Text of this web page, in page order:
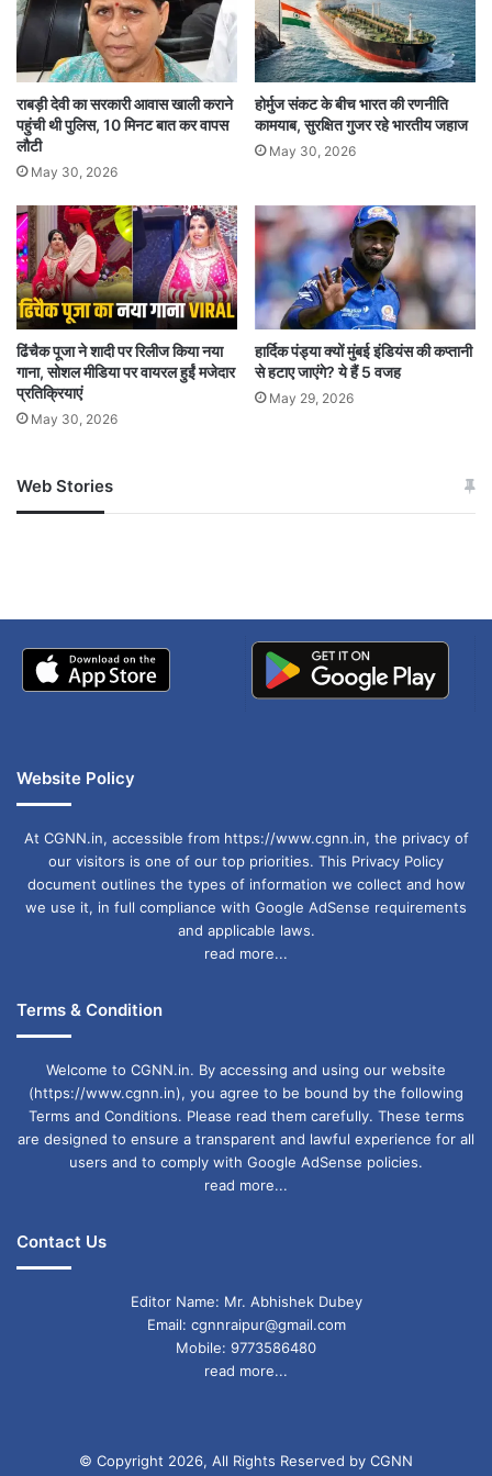
शनिवार को आरएमएल सहित दूसरे अस्पतालों के आरडीए ने
कैंडल मार्च निकाला था। इस मामले में डॉक्टरों ने
अधिकारियों से अपराधियों के खिलाफ त्वरित और सख्त
कार्रवाई की मांग की है। साथ ही, देशभर में डॉक्टरों के लिए
सुरक्षित वातावरण सुनिश्चित करने की मांग रखी है।
ये हैं डॉक्टरों की मांग
डॉक्टरों का कहना है कि अस्पताल में डॉक्टरों को सुरक्षित
माहौल देने के लिए लंबे समय से मांग की जा रही है।
सफदरजंग अस्पताल में करीब दो हजार रेजिडेंट डॉक्टर हैं।
यह सभी असहयोग में साथ देंगे। अक्सर देखा गया है कि
लेकिन उन्हें कार्यस्थल पर सुरक्षित माहौल देने की व्यवस्था
राबड़ी देवी का सरकारी आवास खाली कराने
पहुंची थी पुलिस, 10 मिनट बात कर वापस
लौटी
May 30, 2026
होर्मुज संकट के बीच भारत की रणनीति
कामयाब, सुरक्षित गुजर रहे भारतीय जहाज
May 30, 2026
ढिंचैक पूजा ने शादी पर रिलीज किया नया
गाना, सोशल मीडिया पर वायरल हुईं मजेदार
प्रतिक्रियाएं
May 30, 2026
हार्दिक पंड्या क्यों मुंबई इंडियंस की कप्तानी
से हटाए जाएंगे? ये हैं 5 वजह
May 29, 2026
Web Stories
जम्मू-कश्मीर में बारिश से
अपडेट
खाई में धक्का… आरोपियों ने
Website Policy
At CGNN.in, accessible from https://www.cgnn.in, the privacy of
our visitors is one of our top priorities. This Privacy Policy
document outlines the types of information we collect and how
we use it, in full compliance with Google AdSense requirements
and applicable laws.
read more...
Terms & Condition
Welcome to CGNN.in. By accessing and using our website
(https://www.cgnn.in), you agree to be bound by the following
Terms and Conditions. Please read them carefully. These terms
are designed to ensure a transparent and lawful experience for all
users and to comply with Google AdSense policies.
read more...
Contact Us
Editor Name: Mr. Abhishek Dubey
Email: cgnnraipur@gmail.com
Mobile: 9773586480
read more...
© Copyright 2026, All Rights Reserved by CGNN